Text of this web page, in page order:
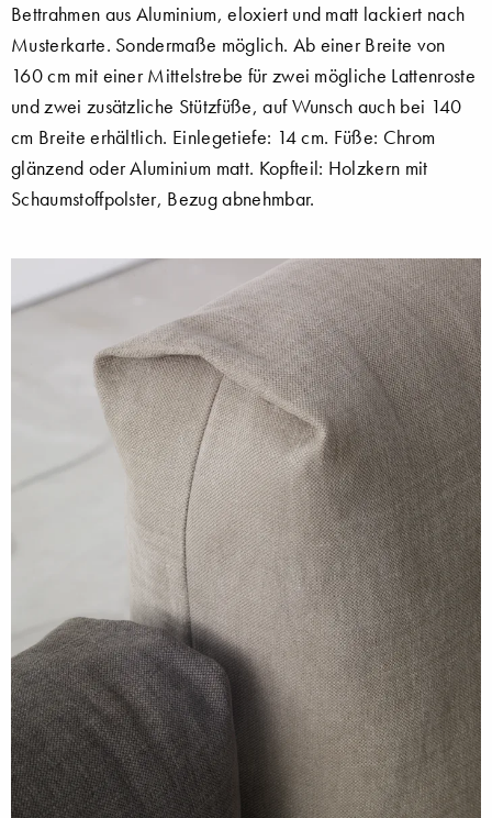
Bettrahmen aus Aluminium, eloxiert und matt lackiert nach
Musterkarte. Sondermaße möglich. Ab einer Breite von
160 cm mit einer Mittelstrebe für zwei mögliche Lattenroste
und zwei zusätzliche Stützfüße, auf Wunsch auch bei 140
cm Breite erhältlich. Einlegetiefe: 14 cm. Füße: Chrom
glänzend oder Aluminium matt. Kopfteil: Holzkern mit
Schaumstoffpolster, Bezug abnehmbar.